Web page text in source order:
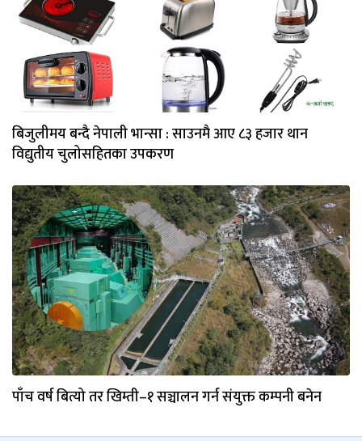
बिजुलीमय बन्दै नेपाली भान्सा : साउनमै आए ८३ हजार थान
विद्युतीय चुलोसहितका उपकरण
पाँच वर्ष बित्यो तर खिम्ती–१ सञ्चालन गर्न संयुक्त कम्पनी बनेन